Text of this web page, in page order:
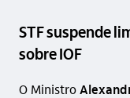
STF suspende
sobre IOF
O Ministro